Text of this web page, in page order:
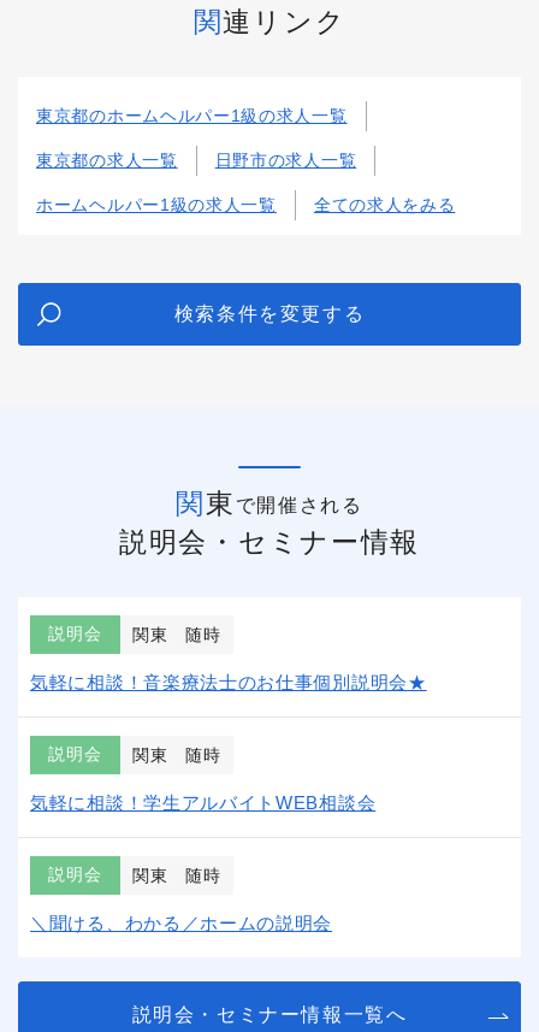
関連リンク
東京都のホームヘルパー1級の求人一覧
東京都の求人一覧 日野市の求人一覧
ホームヘルパー1級の求人一覧 全ての求人をみる
検索条件を変更する
関東 で開催される
説明会・セミナー情報
説明会 関東 随時
気軽に相談！音楽療法士のお仕事個別説明会★
説明会 関東 随時
気軽に相談！学生アルバイトWEB相談会
説明会 関東 随時
＼聞ける、わかる／ホームの説明会
説明会・セミナー情報一覧へ